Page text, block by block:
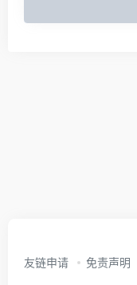
友链申请 免责声明